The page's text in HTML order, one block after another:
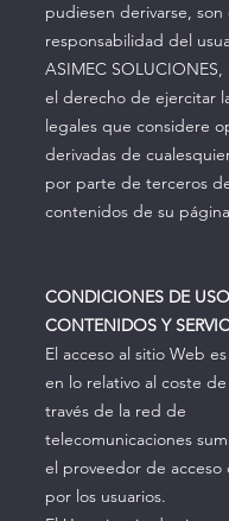
pudiesen derivarse, son
responsabilidad del
ASIMEC SOLUCIONES,
el derecho de ejercitar
legales que considere
derivadas de
por parte de terceros
contenidos de su
CONDICIONES DE
CONTENIDOS Y
El acceso al sitio Web
en lo relativo al coste
través de la red de
telecomunicaciones
el proveedor de acceso
por los usuarios.